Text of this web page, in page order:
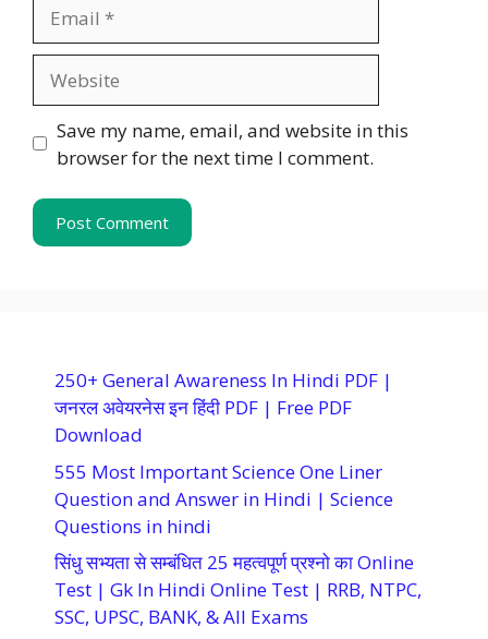
Save my name, email, and website in this
browser for the next time I comment.
250+ General Awareness In Hindi PDF |
जनरल अवेयरनेस इन हिंदी PDF | Free PDF
Download
555 Most Important Science One Liner
Question and Answer in Hindi | Science
Questions in hindi
सिंधु सभ्यता से सम्बंधित 25 महत्वपूर्ण प्रश्नो का Online
Test | Gk In Hindi Online Test | RRB, NTPC,
SSC, UPSC, BANK, & All Exams